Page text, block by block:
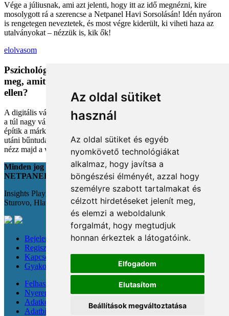
Az oldal sütiket
használ
Az oldal sütiket és egyéb
nyomkövető technológiákat
alkalmaz, hogy javítsa a
böngészési élményét, azzal hogy
személyre szabott tartalmakat és
célzott hirdetéseket jelenít meg,
és elemzi a weboldalunk
forgalmát, hogy megtudjuk
honnan érkeztek a látogatóink.
Elfogadom
Elutasítom
Beállítások megváltoztatása
Vége a júliusnak, ami azt jelenti, hogy itt az idő megnézni, kire
mosolygott rá a szerencse a Netpanel Havi Sorsolásán! Idén nyáron
is rengetegen neveztetek, és most végre kiderült, ki viheti haza az
utalványokat – nézzük is, kik ők!
elolvasom
Pszichológiai trükkök a kosárban: Miért vesszük
meg, amit megveszünk, és mit tehetünk a bűntudat
ellen?
A digitális vásárlás kényelmes, de tele van pszichológiai csapdákkal
a túl nagy választéktól a hosszas böngészésig. Megmutatjuk, hogyan
építik a márkák a bizalmadat online, és miként kerüld el a vásárlás
utáni bűntudatot tudatos döntésekkel. Készülj fel, hogy máshogy
nézz majd a webshopokra!
Minden jog fenntartva
NETPANEL
Insights Playground s.r.o.;
Sturovo, Hlavná 22., 943 01
Bejelentkezés
Regisztráció
Kapcsolat
Gyakori kérdések
Felhasználási feltételek
Nyereménysorsolási szabályzat
Adatkezelési tájékoztató
Adatbiztonság